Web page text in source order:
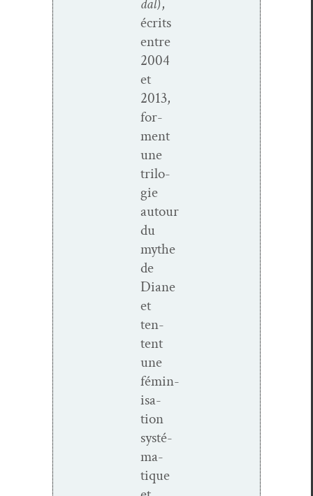
écrits
entre
2004
et
2013,
for­
ment
une
trilo­
gie
autour
du
mythe
de
Diane
et
ten­
tent
une
fémin­
i­sa­
tion
sys­té­
ma­
tique